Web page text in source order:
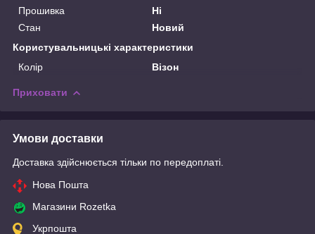
Прошивка
Ні
Стан
Новий
Користувальницькі характеристики
Колір
Візон
Приховати
Умови доставки
Доставка здійснюється тільки по передоплаті.
Нова Пошта
Магазини Rozetka
Укрпошта